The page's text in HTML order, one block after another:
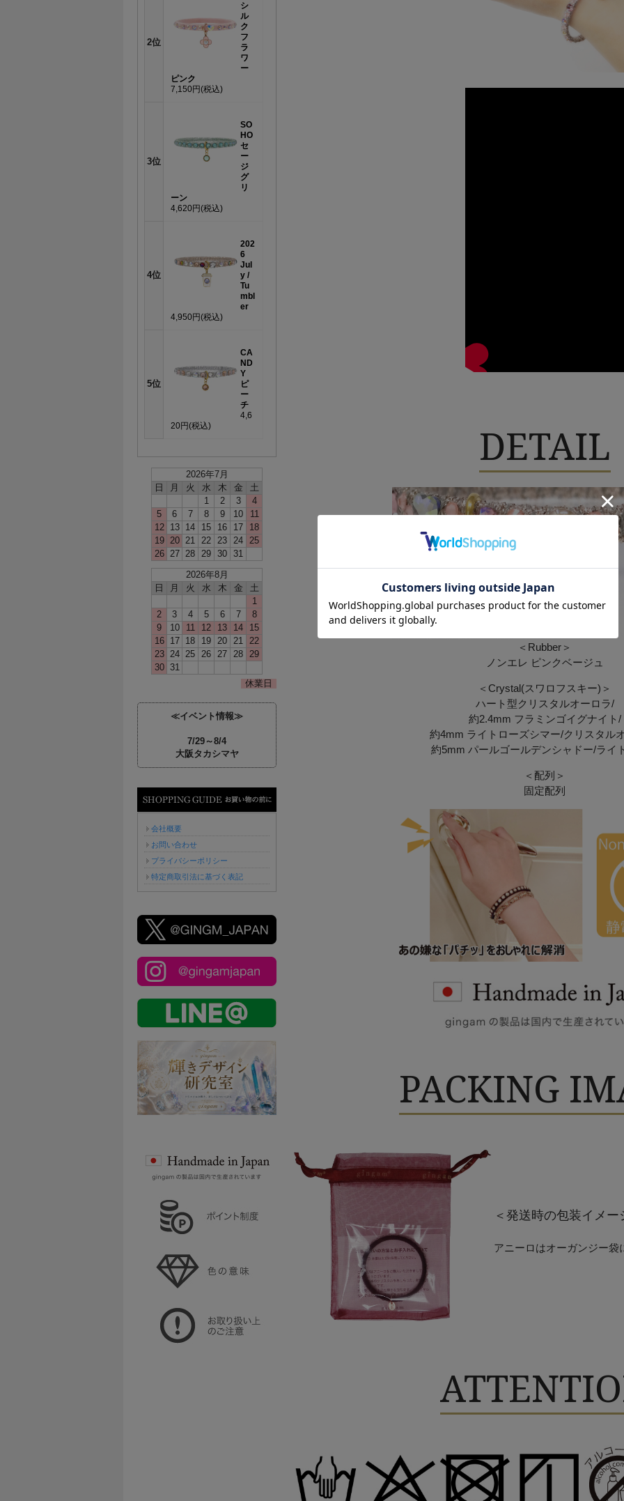
2位
シ
ル
ク
フ
ラ
ワ
ー
ピンク
7,150円(税込)
3位
SO
HO
セ
ー
ジ
グ
リ
ーン
4,620円(税込)
4位
202
6
Jul
y /
Tu
mbl
er
4,950円(税込)
5位
CA
ND
Y
ピ
ー
チ
4,6
20円(税込)
2026年7月
日
月 火 水 木 金
土
1
2 3
4
5
6 7 8 9 10
11
12
13 14 15 16 17
18
19
20 21 22 23 24
25
26
27 28 29 30 31
2026年8月
日
月 火 水 木 金
土
1
2
3 4 5 6 7
8
9
10 11 12 13 14
15
16
17 18 19 20 21
22
23
24 25 26 27 28
29
30
31
休業日
≪イベント情報≫
7/29～8/4
大阪タカシマヤ
会社概要
お問い合わせ
プライバシーポリシー
特定商取引法に基づく表記
DETAIL
＜Rubber＞
ノンエレ ピンクベージュ
＜Crystal(スワロフスキー)＞
ハート型クリスタルオーロラ/
約2.4mm フラミンゴイグナイト/
約4mm ライトローズシマー/クリスタル
約5mm パールゴールデンシャドー/ライ
＜配列＞
固定配列
PACKING
＜発送時の包装イメー
アニーロはオーガンジー袋